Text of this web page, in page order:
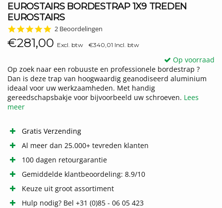
EUROSTAIRS BORDESTRAP 1X9 TREDEN
EUROSTAIRS
5.0
rating
2 Beoordelingen
€281,00 Excl. btw €340,01 Incl. btw
Op voorraad
Op zoek naar een robuuste en professionele bordestrap ?
Dan is deze trap van hoogwaardig geanodiseerd aluminium
ideaal voor uw werkzaamheden. Met handig
gereedschapsbakje voor bijvoorbeeld uw schroeven. Lees
meer
Gratis Verzending
Al meer dan 25.000+ tevreden klanten
100 dagen retourgarantie
Gemiddelde klantbeoordeling: 8.9/10
Keuze uit groot assortiment
Hulp nodig? Bel +31 (0)85 - 06 05 423